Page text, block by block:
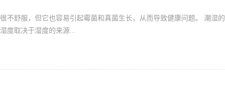
不舒服，但它也容易引起霉菌和真菌生长，从而导致健康问题。 潮湿的
度取决于湿度的来源...